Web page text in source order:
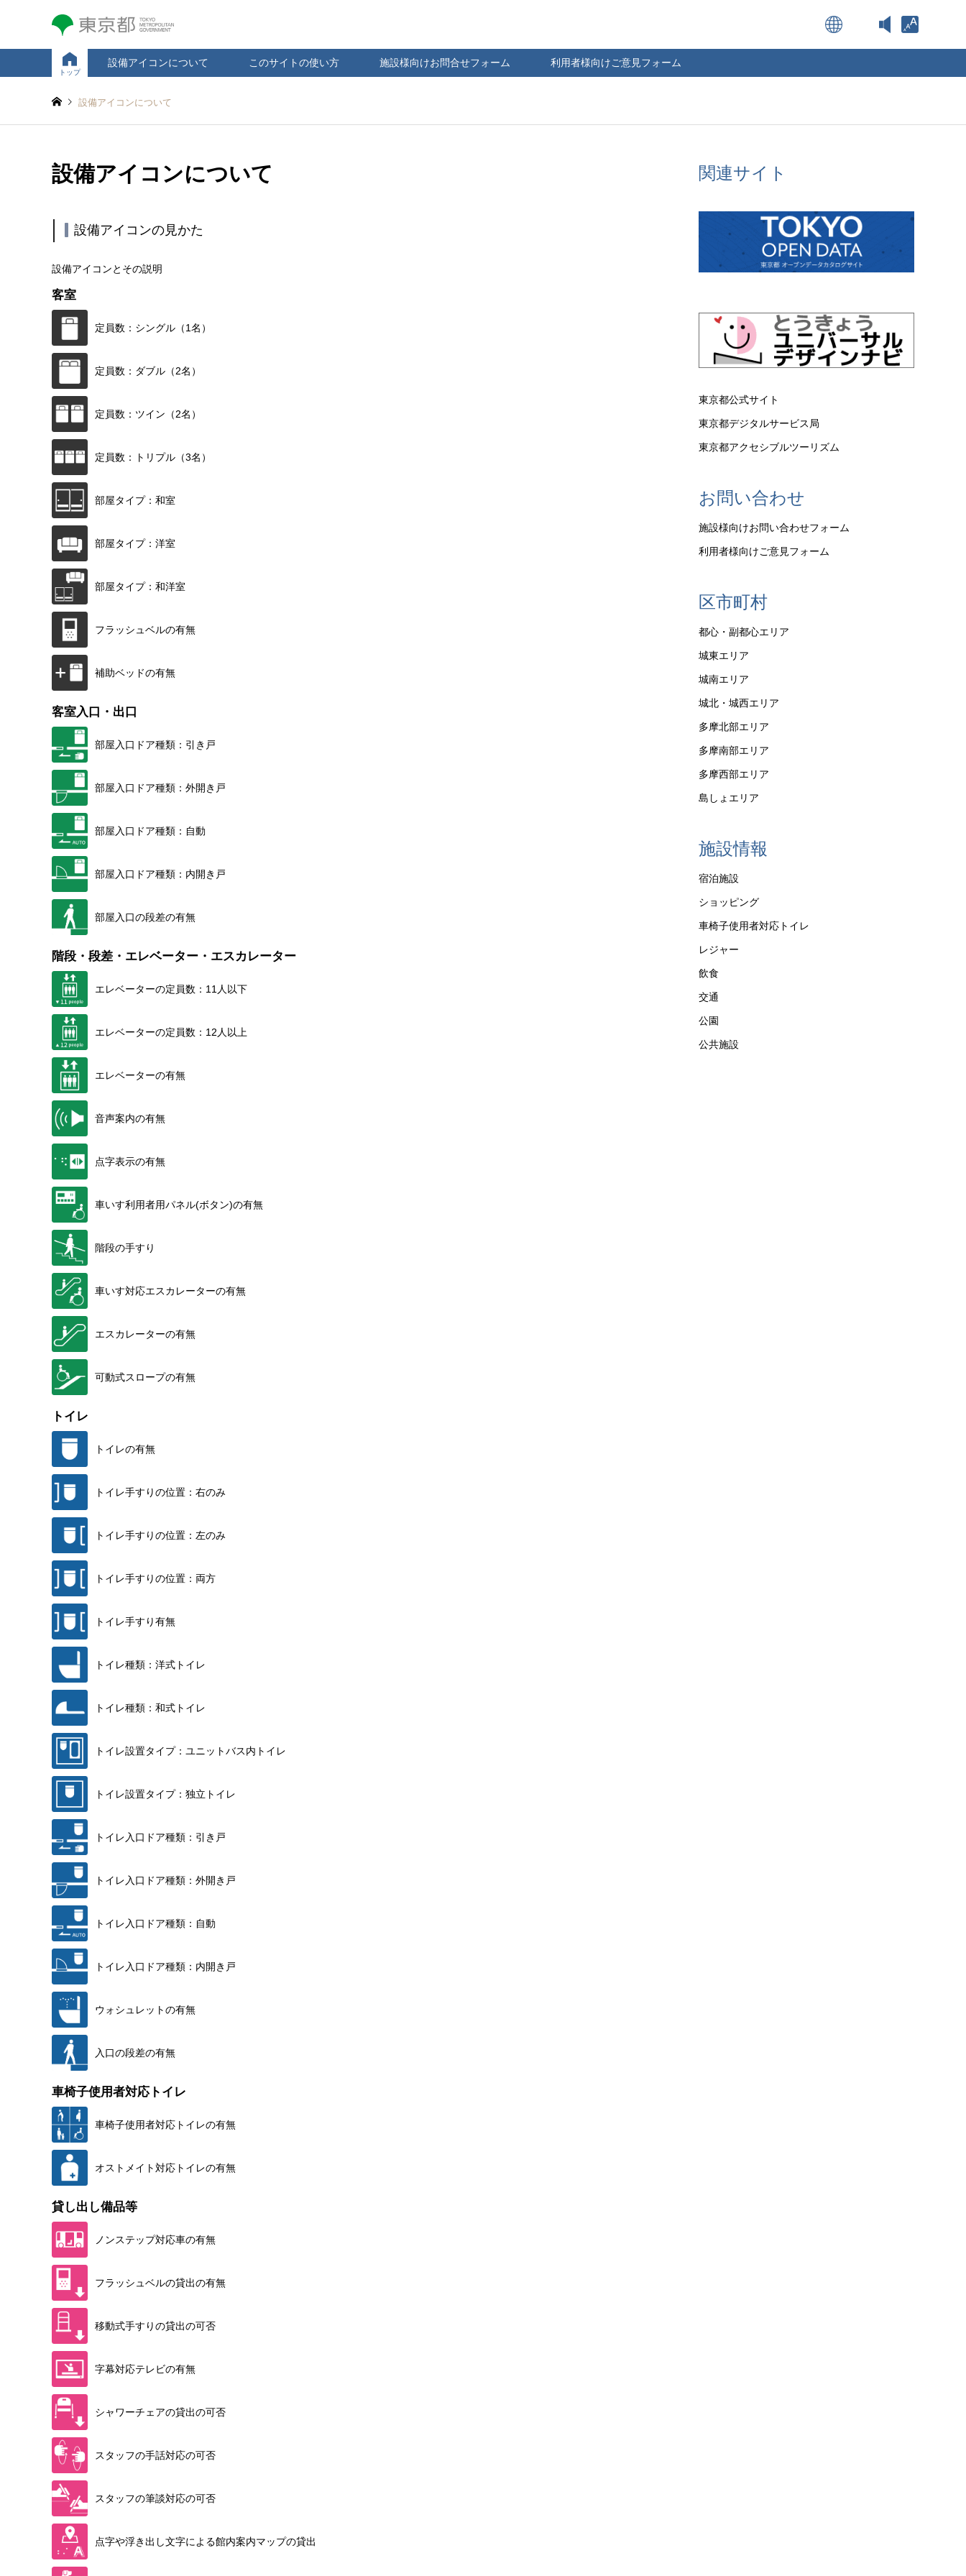
Open
トップ
設備アイコンについて このサイトの使い方 施設様向けお問合せフォーム 利用者様向けご意見フォーム
設備アイコンについて
設備アイコンについて
設備アイコンの見かた
設備アイコンとその説明
客室
定員数：シングル（1名）
定員数：ダブル（2名）
定員数：ツイン（2名）
定員数：トリプル（3名）
部屋タイプ：和室
部屋タイプ：洋室
部屋タイプ：和洋室
フラッシュベルの有無
補助ベッドの有無
客室入口・出口
部屋入口ドア種類：引き戸
部屋入口ドア種類：外開き戸
部屋入口ドア種類：自動
部屋入口ドア種類：内開き戸
部屋入口の段差の有無
階段・段差・エレベーター・エスカレーター
エレベーターの定員数：11人以下
エレベーターの定員数：12人以上
エレベーターの有無
音声案内の有無
点字表示の有無
車いす利用者用パネル(ボタン)の有無
階段の手すり
車いす対応エスカレーターの有無
エスカレーターの有無
可動式スロープの有無
トイレ
トイレの有無
トイレ手すりの位置：右のみ
トイレ手すりの位置：左のみ
トイレ手すりの位置：両方
トイレ手すり有無
トイレ種類：洋式トイレ
トイレ種類：和式トイレ
トイレ設置タイプ：ユニットバス内トイレ
トイレ設置タイプ：独立トイレ
トイレ入口ドア種類：引き戸
トイレ入口ドア種類：外開き戸
トイレ入口ドア種類：自動
トイレ入口ドア種類：内開き戸
ウォシュレットの有無
入口の段差の有無
車椅子使用者対応トイレ
車椅子使用者対応トイレの有無
オストメイト対応トイレの有無
貸し出し備品等
ノンステップ対応車の有無
フラッシュベルの貸出の有無
移動式手すりの貸出の可否
字幕対応テレビの有無
シャワーチェアの貸出の可否
スタッフの手話対応の可否
スタッフの筆談対応の可否
点字や浮き出し文字による館内案内マップの貸出
関連サイト
東京都公式サイト
東京都デジタルサービス局
東京都アクセシブルツーリズム
お問い合わせ
施設様向けお問い合わせフォーム
利用者様向けご意見フォーム
区市町村
都心・副都心エリア
城東エリア
城南エリア
城北・城西エリア
多摩北部エリア
多摩南部エリア
多摩西部エリア
島しょエリア
施設情報
宿泊施設
ショッピング
車椅子使用者対応トイレ
レジャー
飲食
交通
公園
公共施設